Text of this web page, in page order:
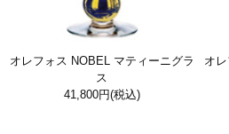
オレフォス NOBEL マティーニグラ
ス
41,800円(税込)
オ